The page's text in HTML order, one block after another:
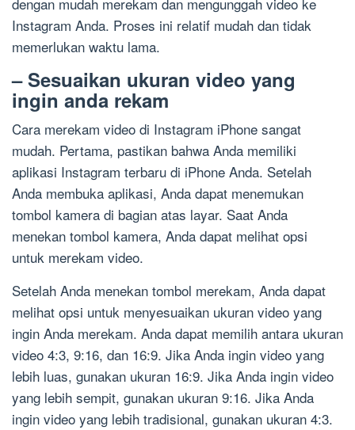
Instagram Anda. Proses ini relatif mudah dan tidak
memerlukan waktu lama.
– Sesuaikan ukuran video yang
ingin anda rekam
Cara merekam video di Instagram iPhone sangat
mudah. Pertama, pastikan bahwa Anda memiliki
aplikasi Instagram terbaru di iPhone Anda. Setelah
Anda membuka aplikasi, Anda dapat menemukan
tombol kamera di bagian atas layar. Saat Anda
menekan tombol kamera, Anda dapat melihat opsi
untuk merekam video.
Setelah Anda menekan tombol merekam, Anda dapat
melihat opsi untuk menyesuaikan ukuran video yang
ingin Anda merekam. Anda dapat memilih antara ukuran
video 4:3, 9:16, dan 16:9. Jika Anda ingin video yang
lebih luas, gunakan ukuran 16:9. Jika Anda ingin video
yang lebih sempit, gunakan ukuran 9:16. Jika Anda
ingin video yang lebih tradisional, gunakan ukuran 4:3.